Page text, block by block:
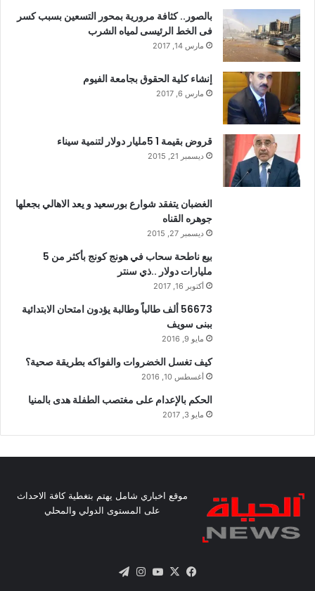
بالصور.. كثافة مرورية بمحور التسعين بسبب كسر
فى الخط الرئيسى لمياه الشرب
مارس 14, 2017
إنشاء كلية الحقوق بجامعة الفيوم
مارس 6, 2017
قروض بقيمة 1 5مليار دولار لتنمية سيناء
ديسمبر 21, 2015
الغضبان يتفقد شوارع بورسعيد و يعد الاهالي بجعلها
جوهره القناه
ديسمبر 27, 2015
بيع ناطحة سحاب في هونج كونج بأكثر من 5
مليارات دولار ..ذي سنتر
أكتوبر 16, 2017
56673 ألف طالباً وطالبة يؤدون امتحان الابتدائية
ببنى سويف
مايو 9, 2016
كيف تغسل الخضروات والفواكه بطريقة صحية؟
أغسطس 10, 2016
الحكم بالإعدام على مغتصب الطفلة هدى بالمنيا
مايو 3, 2017
موقع اخباري شامل يهتم بتغطية كافة الاحداث
على المستوى الدولي والمحلي
فيسبوك
X يوتيوبانستقرام